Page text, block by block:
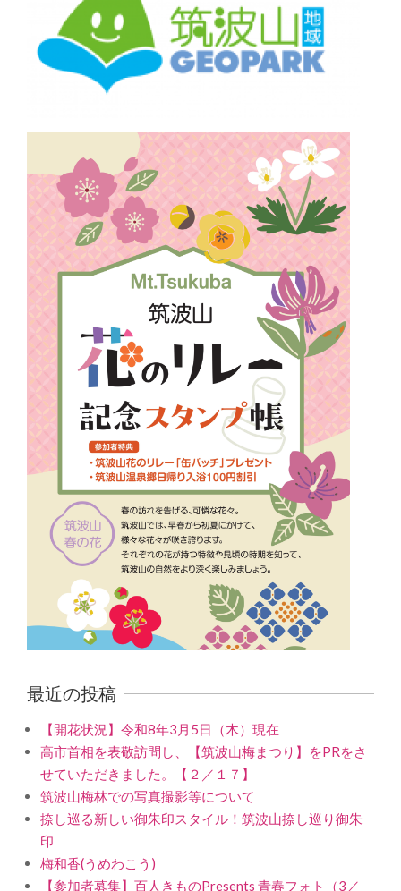
最近の投稿
【開花状況】令和8年3月5日（木）現在
高市首相を表敬訪問し、【筑波山梅まつり】をPRをさ
せていただきました。【２／１７】
筑波山梅林での写真撮影等について
捺し巡る新しい御朱印スタイル！筑波山捺し巡り御朱
印
梅和香(うめわこう)
【参加者募集】百人きものPresents 青春フォト（3／